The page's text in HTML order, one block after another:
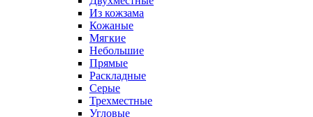
Из кожзама
Кожаные
Мягкие
Небольшие
Прямые
Раскладные
Серые
Трехместные
Угловые